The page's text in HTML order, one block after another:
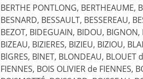
BERTHE PONTLONG, BERTHEAUME,
BESNARD, BESSAULT, BESSEREAU,
BEZOT, BIDEGUAIN, BIDOU,
BIZEAU, BIZIERES, BIZIEU, BIZIOU,
BlGRES, BlNET, BLONDEAU, BLOUET
FIENNES, BOIS OLIVIER de FIENNES,